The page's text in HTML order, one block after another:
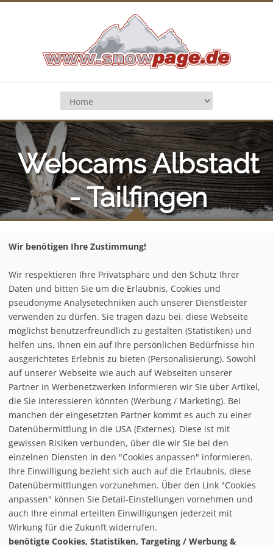
Webcams Albstadt
- Tailfingen
Albstadt - Tailfingen
follow us on facebook
Home
Datenschutzerklärung
Impressum
Cookie Management
Wir benötigen Ihre Zustimmung!
Wir respektieren Ihre Privatsphäre und den Schutz Ihrer
Daten und bitten Sie um die Erlaubnis, Cookies und
pseudonyme Analysetechniken auch unserer Dienstleister
verwenden zu dürfen. Sie tragen dazu bei, diese Webseite
möglichst benutzerfreundlich zu gestalten (Statistiken) und
helfen uns, Ihnen ein auf Ihre persönlichen Bedürfnisse hin
ausgerichtetes Erlebnis zu bieten (Personalisierung). Sowohl
auf unserer Webseite wie auch auf Webseiten unserer
Partner in Werbenetzwerken informieren wir Sie über Artikel,
die Sie interessieren könnten (Werbung / Marketing). Bei
manchen der eingesetzten Partner kommt es auch zu einer
Datenübermittlung in die USA (Externes). Diese ist mit
gewissen Risiken verbunden, über die wir Sie bei den
einzelnen Diensten in den "Cookies anpassen" informieren.
Ihre Einwilligung bezieht sich auch auf die Erlaubnis, diese
Datenübermittlungen vorzunehmen. Über den Link "Cookies
anpassen" können Sie Detail-Einstellungen vornehmen und
auch Ihre einmal erteilten Einwilligungen jederzeit mit
Wirkung für die Zukunft widerrufen.
benötigte Cookies, Statistiken, Targeting / Werbung &